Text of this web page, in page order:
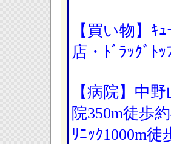
【買い物】ｷ
店・ﾄﾞﾗｯｸﾞ
【病院】中
院350m徒歩
ﾘﾆｯｸ1000m徒